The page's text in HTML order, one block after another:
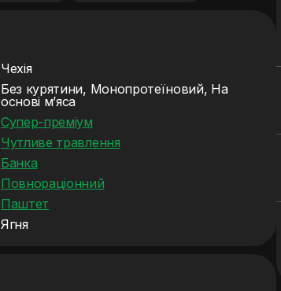
Чехія
Без курятини, Монопротеїновий, На
основі м’яса
Супер-преміум
Чутливе травлення
Банка
Повнораціонний
Паштет
Ягня